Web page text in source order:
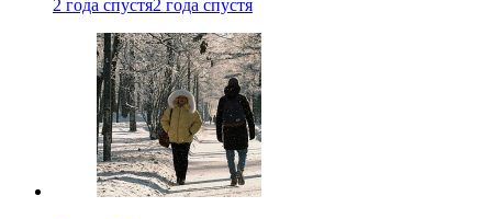
2 года спустя2 года спустя